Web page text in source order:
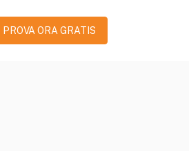
PROVA ORA GRATIS